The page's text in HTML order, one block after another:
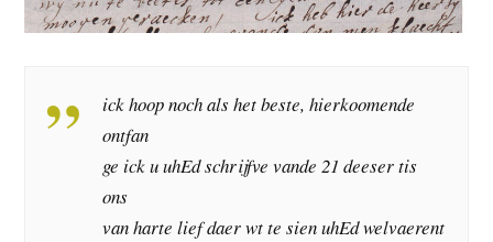
ick hoop noch als het beste, hierkoomende
ontfan
ge ick u uhEd schrijfve vande 21 deeser tis
ons
van harte lief daer wt te sien uhEd welvaerent